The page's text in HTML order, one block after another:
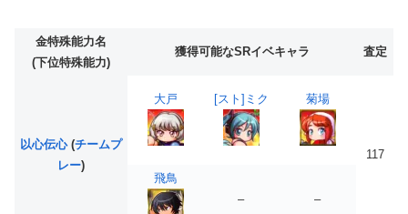
金特殊能力名
(下位特殊能力)
獲得可能なSRイベキャラ 査定
以心伝心(チームプ
レー)
大戸 [スト]ミク 菊場
117
飛鳥
–
–